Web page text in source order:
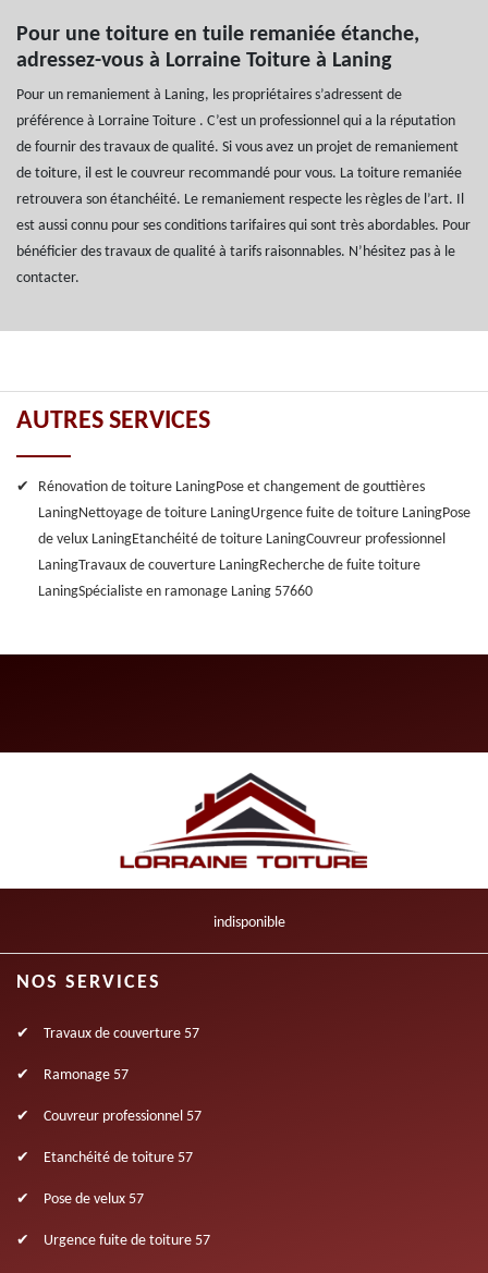
Pour une toiture en tuile remaniée étanche,
adressez-vous à Lorraine Toiture à Laning
Pour un remaniement à Laning, les propriétaires s’adressent de
préférence à Lorraine Toiture . C’est un professionnel qui a la réputation
de fournir des travaux de qualité. Si vous avez un projet de remaniement
de toiture, il est le couvreur recommandé pour vous. La toiture remaniée
retrouvera son étanchéité. Le remaniement respecte les règles de l’art. Il
est aussi connu pour ses conditions tarifaires qui sont très abordables. Pour
bénéficier des travaux de qualité à tarifs raisonnables. N’hésitez pas à le
contacter.
AUTRES SERVICES
Rénovation de toiture LaningPose et changement de gouttières
LaningNettoyage de toiture LaningUrgence fuite de toiture LaningPose
de velux LaningEtanchéité de toiture LaningCouvreur professionnel
LaningTravaux de couverture LaningRecherche de fuite toiture
LaningSpécialiste en ramonage Laning 57660
indisponible
NOS SERVICES
Travaux de couverture 57
Ramonage 57
Couvreur professionnel 57
Etanchéité de toiture 57
Pose de velux 57
Urgence fuite de toiture 57